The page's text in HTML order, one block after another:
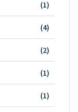
(1)
(4)
(2)
(1)
(1)